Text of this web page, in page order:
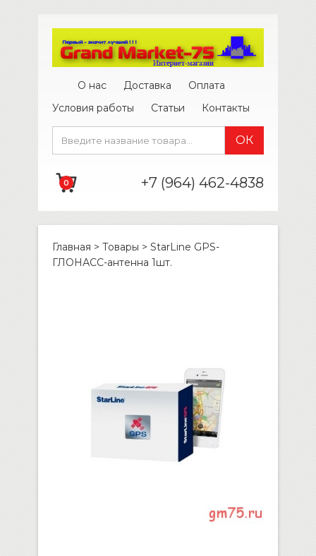
О нас Доставка
Оплата
Условия работы
Статьи Контакты
0 +7 (964) 462-4838
Главная > Товары > StarLine GPS-
ГЛОНАСС-антенна 1шт.